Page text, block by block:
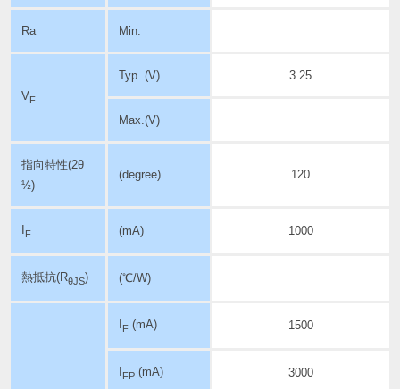
Ra Min.
VF
Typ. (V) 3.25
Max.(V)
指向特性(2θ
½)
(degree) 120
F (mA) 1000
熱抵抗(RθJS) (℃/W)
F(mA) 1500
FP(mA) 3000